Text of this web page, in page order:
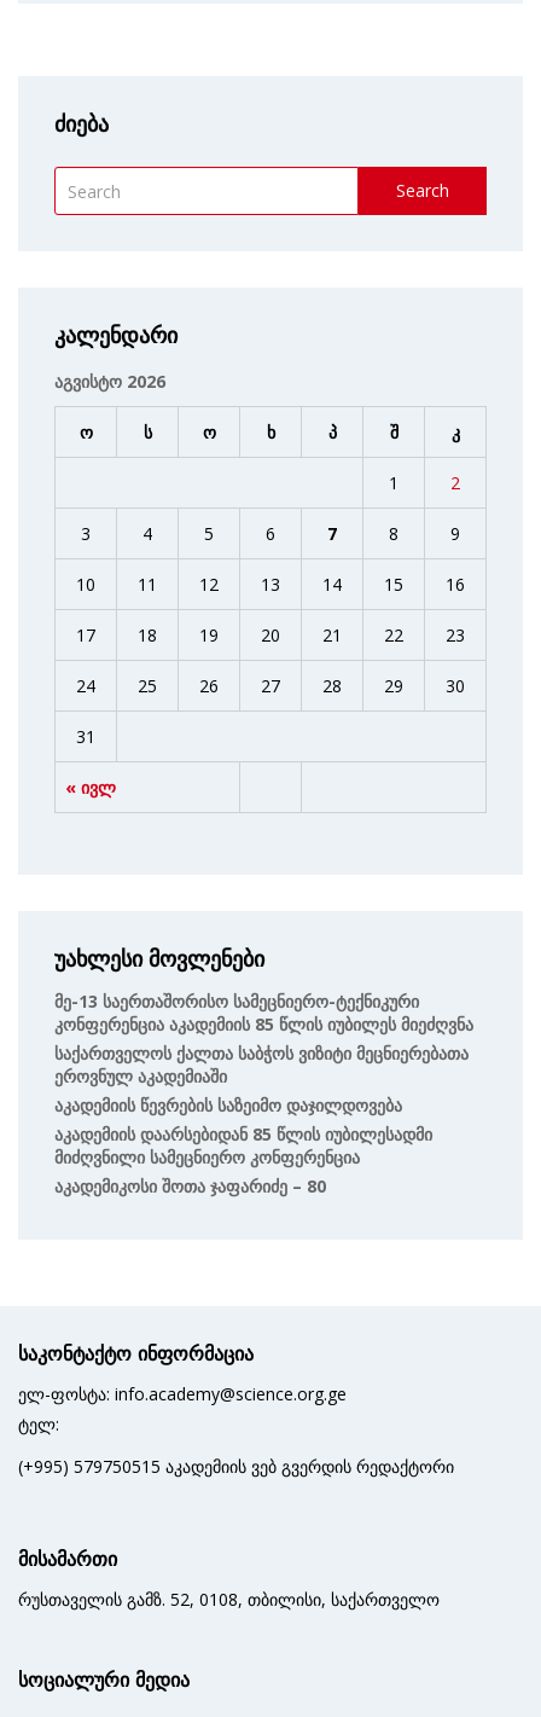
ძიება
Search
კალენდარი
აგვისტო 2026
ო ს ო ხ პ შ კ
« ივლ
1 2
3 4 5 6 7 8 9
10 11 12 13 14 15 16
17 18 19 20 21 22 23
24 25 26 27 28 29 30
31
უახლესი მოვლენები
Მე-13 Საერთაშორისო Სამეცნიერო-Ტექნიკური
Კონფერენცია Აკადემიის 85 Წლის Იუბილეს Მიეძღვნა
Საქართველოს Ქალთა Საბჭოს Ვიზიტი Მეცნიერებათა
Ეროვნულ Აკადემიაში
Აკადემიის Წევრების Საზეიმო Დაჯილდოვება
Აკადემიის Დაარსებიდან 85 Წლის Იუბილესადმი
Მიძღვნილი Სამეცნიერო Კონფერენცია
Აკადემიკოსი Შოთა Ჯაფარიძე – 80
საკონტაქტო ინფორმაცია
ელ-ფოსტა: info.academy@science.org.ge
ტელ:
(+995) 579750515 აკადემიის ვებ გვერდის რედაქტორი
მისამართი
რუსთაველის გამზ. 52, 0108, თბილისი, საქართველო
სოციალური მედია